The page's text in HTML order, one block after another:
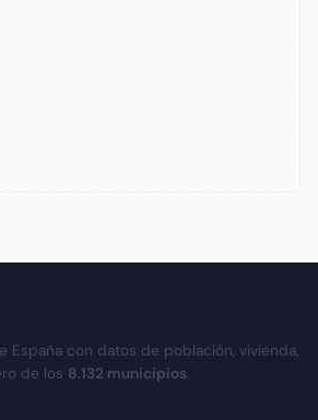
España con datos de población, vivienda,
de los 8.132 municipios.